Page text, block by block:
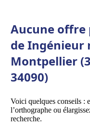
Aucune offre
de Ingénieur
Montpellier
34090)
Voici quelques conseils :
l’orthographe ou
recherche.